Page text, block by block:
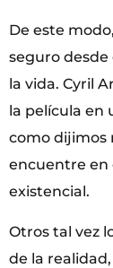
De este
seguro
la vida. Cyril
la película en
como dijimos
encuentre en
existencial.
Otros tal vez
de la